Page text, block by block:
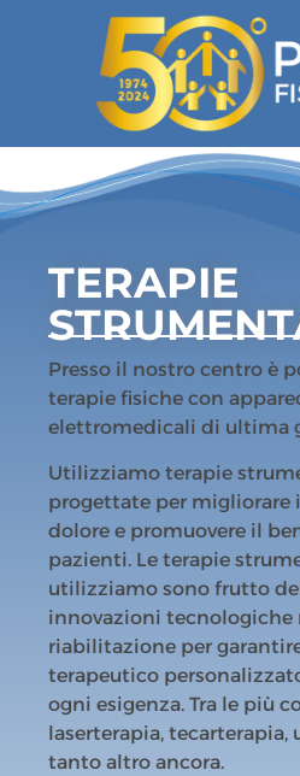
TERAPIE
Presso il nostro centro è
terapie fisiche con
elettromedicali di ultima
Utilizziamo terapie
progettate per migliorare
dolore e promuovere il
pazienti. Le terapie
utilizziamo sono frutto
innovazioni tecnologiche
riabilitazione per
terapeutico
ogni esigenza. Tra le più
laserterapia, tecarterapia,
tanto altro ancora.